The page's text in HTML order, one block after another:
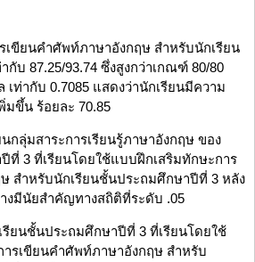
เขียนคำศัพท์ภาษาอังกฤษ สำหรับนักเรียน
บ 87.25/93.74 ซึ่งสูงกว่าเกณฑ์ 80/80
ท่ากับ 0.7085 แสดงว่านักเรียนมีความ
มขึ้น ร้อยละ 70.85
กลุ่มสาระการเรียนรู้ภาษาอังกฤษ ของ
ที่ 3 ที่เรียนโดยใช้แบบฝึกเสริมทักษะการ
สำหรับนักเรียนชั้นประถมศึกษาปีที่ 3 หลัง
างมีนัยสำคัญทางสถิติที่ระดับ .05
รียนชั้นประถมศึกษาปีที่ 3 ที่เรียนโดยใช้
รเขียนคำศัพท์ภาษาอังกฤษ สำหรับ